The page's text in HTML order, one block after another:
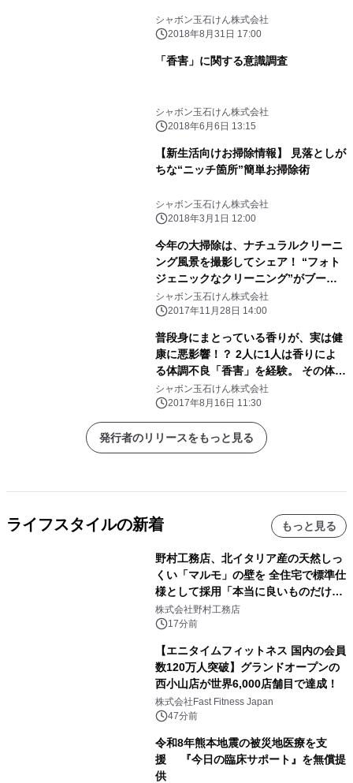
シャボン玉石けん株式会社
2018年8月31日 17:00
「香害」に関する意識調査
シャボン玉石けん株式会社
2018年6月6日 13:15
【新生活向けお掃除情報】 見落としが
ちな“ニッチ箇所”簡単お掃除術
シャボン玉石けん株式会社
2018年3月1日 12:00
今年の大掃除は、ナチュラルクリーニ
ング風景を撮影してシェア！ “フォト
ジェニックなクリーニング”がブーム
の予感
シャボン玉石けん株式会社
2017年11月28日 14:00
普段身にまとっている香りが、実は健
康に悪影響！？ 2人に1人は香りによ
る体調不良「香害」を経験。 その体調
不良の要因が人工的な香りによってと
は知らずに 香りつきのものを日常的に
使用している方は約8割！
シャボン玉石けん株式会社
2017年8月16日 11:30
発行者のリリースをもっと見る
ライフスタイルの新着 もっと見る
野村工務店、北イタリア産の天然しっ
くい「マルモ」の壁を 全住宅で標準仕
様として採用「本当に良いものだけに
こだわる」
株式会社野村工務店
17分前
【エニタイムフィットネス 国内の会員
数120万人突破】グランドオープンの
西小山店が世界6,000店舗目で達成！
株式会社Fast Fitness Japan
47分前
令和8年熊本地震の被災地医療を支
援 『今日の臨床サポート』を無償提
供